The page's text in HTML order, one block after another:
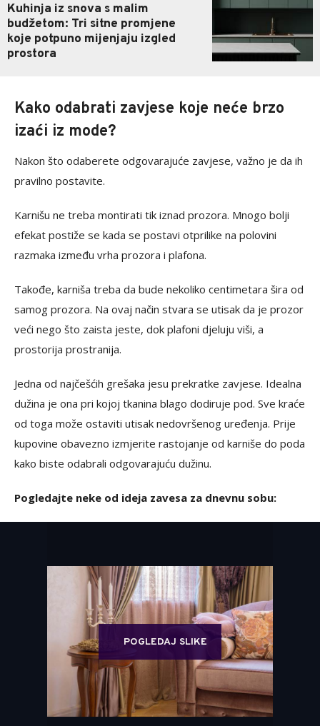
Kuhinja iz snova s malim
budžetom: Tri sitne promjene
koje potpuno mijenjaju izgled
prostora
Kako odabrati zavjese koje neće brzo
izaći iz mode?
Nakon što odaberete odgovarajuće zavjese, važno je da ih
pravilno postavite.
Karnišu ne treba montirati tik iznad prozora. Mnogo bolji
efekat postiže se kada se postavi otprilike na polovini
razmaka između vrha prozora i plafona.
Takođe, karniša treba da bude nekoliko centimetara šira od
samog prozora. Na ovaj način stvara se utisak da je prozor
veći nego što zaista jeste, dok plafoni djeluju viši, a
prostorija prostranija.
Jedna od najčešćih grešaka jesu prekratke zavjese. Idealna
dužina je ona pri kojoj tkanina blago dodiruje pod. Sve kraće
od toga može ostaviti utisak nedovršenog uređenja. Prije
kupovine obavezno izmjerite rastojanje od karniše do poda
kako biste odabrali odgovarajuću dužinu.
Pogledajte neke od ideja zavesa za dnevnu sobu:
POGLEDAJ SLIKE